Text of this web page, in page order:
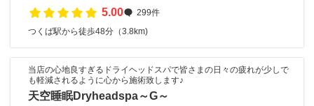
5.00
299件
つくば駅から徒歩48分（3.8km)
当店の心地良すぎるドライヘッドスパで皆さまの日々の疲れが少しで
も軽減されるように心から施術致します♪
天空睡眠Dryheadspa～G～